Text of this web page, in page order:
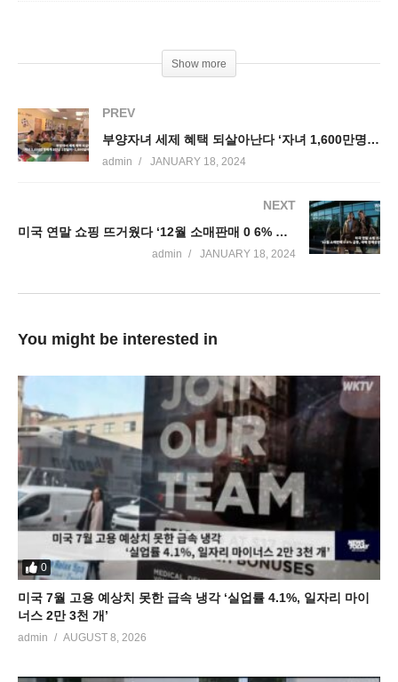
Show more
PREV
부양자녀 세제 혜택 되살아난다 ‘자녀 1,600만명에게 1인당 1천달러~1,800달러 환급’
admin JANUARY 18, 2024
NEXT
미국 연말 쇼핑 뜨거웠다 ‘12월 소매판매 0 6% 급증, 새해 경제성장 기대’
admin JANUARY 18, 2024
You might be interested in
0
미국 7월 고용 예상치 못한 급속 냉각 ‘실업률 4.1%, 일자리 마이
너스 2만 3천 개’
admin AUGUST 8, 2026